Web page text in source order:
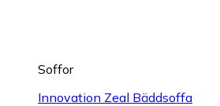
Soffor
Innovation Zeal Bäddsoffa